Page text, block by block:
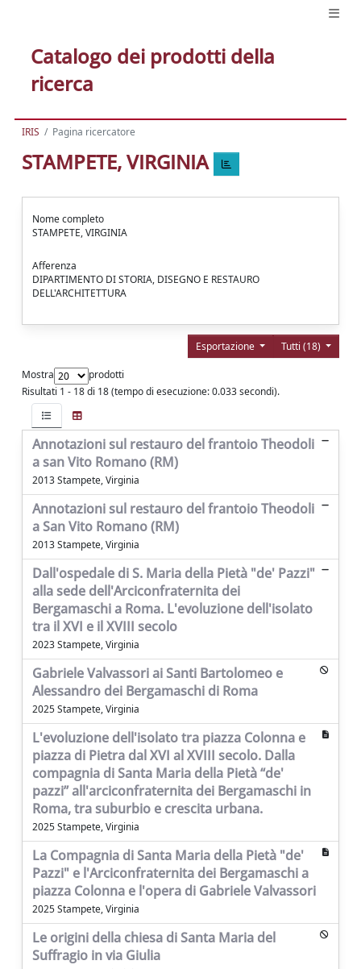
Catalogo dei prodotti della
ricerca
IRIS Pagina ricercatore
STAMPETE, VIRGINIA
Nome completo
STAMPETE, VIRGINIA
Afferenza
DIPARTIMENTO DI STORIA, DISEGNO E RESTAURO
DELL'ARCHITETTURA
Tutti (18)
Esportazione
Mostra
prodotti
Risultati 1 - 18 di 18 (tempo di esecuzione: 0.033 secondi).
Annotazioni sul restauro del frantoio Theodoli
a san Vito Romano (RM)
2013 Stampete, Virginia
Annotazioni sul restauro del frantoio Theodoli
a San Vito Romano (RM)
2013 Stampete, Virginia
Dall'ospedale di S. Maria della Pietà "de' Pazzi"
alla sede dell'Arciconfraternita dei
Bergamaschi a Roma. L'evoluzione dell'isolato
tra il XVI e il XVIII secolo
2023 Stampete, Virginia
Gabriele Valvassori ai Santi Bartolomeo e
Alessandro dei Bergamaschi di Roma
2025 Stampete, Virginia
L'evoluzione dell'isolato tra piazza Colonna e
piazza di Pietra dal XVI al XVIII secolo. Dalla
compagnia di Santa Maria della Pietà “de'
pazzi” all'arciconfraternita dei Bergamaschi in
Roma, tra suburbio e crescita urbana.
2025 Stampete, Virginia
La Compagnia di Santa Maria della Pietà "de'
Pazzi" e l'Arciconfraternita dei Bergamaschi a
piazza Colonna e l'opera di Gabriele Valvassori
2025 Stampete, Virginia
Le origini della chiesa di Santa Maria del
Suffragio in via Giulia